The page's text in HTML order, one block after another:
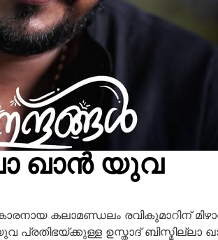
ഖാന്‍ യുവ
കലാമണ്ഡലം രവികുമാറിന്
പ്രതിഭയ്ക്കുള്ള ഉസ്താദ് ബിസ്മില്ലാ